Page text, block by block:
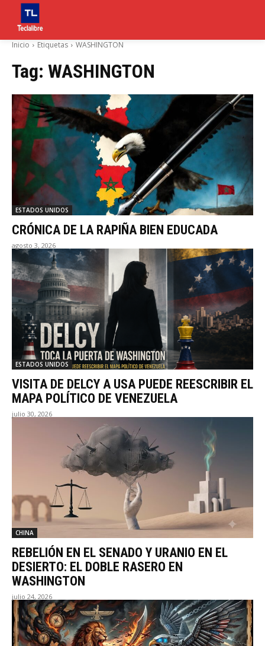
Inicio Etiquetas WASHINGTON
Tag: WASHINGTON
ESTADOS UNIDOS
CRÓNICA DE LA RAPIÑA BIEN EDUCADA
agosto 3, 2026
ESTADOS UNIDOS
VISITA DE DELCY A USA PUEDE REESCRIBIR EL
MAPA POLÍTICO DE VENEZUELA
julio 30, 2026
CHINA
REBELIÓN EN EL SENADO Y URANIO EN EL
DESIERTO: EL DOBLE RASERO EN
WASHINGTON
julio 24, 2026